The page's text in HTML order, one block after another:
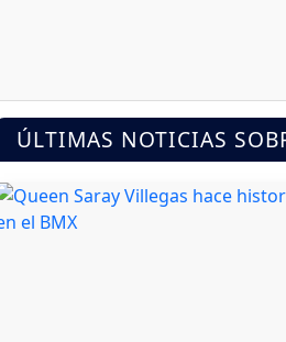
ÚLTIMAS NOTICIAS